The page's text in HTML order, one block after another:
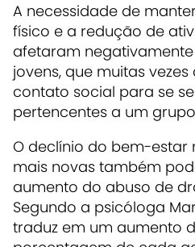
A necessidade de
físico e a redução de
afetaram
jovens, que muitas
contato social para se
pertencentes a um
O declínio do bem-
mais novas também
aumento do abuso de
Segundo a psicóloga
traduz em um aumento